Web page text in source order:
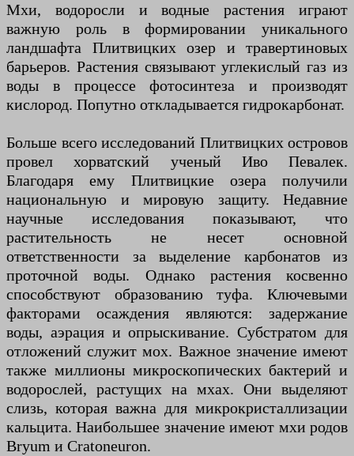
Мхи, водоросли и водные растения играют
важную роль в формировании уникального
ландшафта Плитвицких озер и травертиновых
барьеров. Растения связывают углекислый газ из
воды в процессе фотосинтеза и производят
кислород. Попутно откладывается гидрокарбонат.
Больше всего исследований Плитвицких островов
провел хорватский ученый Иво Певалек.
Благодаря ему Плитвицкие озера получили
национальную и мировую защиту. Недавние
научные исследования показывают, что
растительность не несет основной
ответственности за выделение карбонатов из
проточной воды. Однако растения косвенно
способствуют образованию туфа. Ключевыми
факторами осаждения являются: задержание
воды, аэрация и опрыскивание. Субстратом для
отложений служит мох. Важное значение имеют
также миллионы микроскопических бактерий и
водорослей, растущих на мхах. Они выделяют
слизь, которая важна для микрокристаллизации
кальцита. Наибольшее значение имеют мхи родов
Bryum и Cratoneuron.